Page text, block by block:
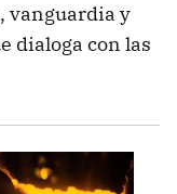
, vanguardia y
dialoga con las